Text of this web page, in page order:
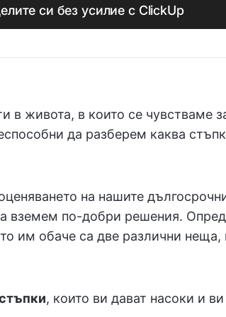
си без усилие с ClickUp
в живота, в които се чувстваме
да разберем каква
на нашите
вземем по-добри решения.
им обаче са две различни
, които ви дават насоки и